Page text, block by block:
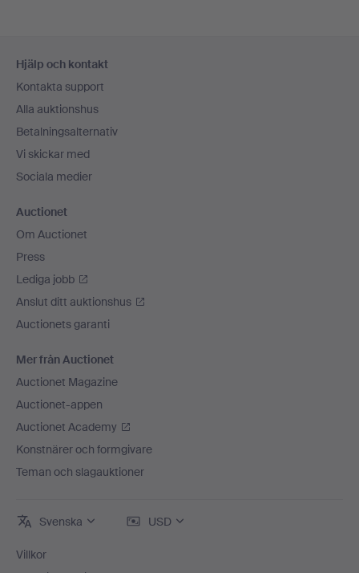
Hjälp och kontakt
Kontakta support
Alla auktionshus
Betalningsalternativ
Vi skickar med
Sociala medier
Auctionet
Om Auctionet
Press
Lediga jobb
Anslut ditt auktionshus
Auctionets garanti
Mer från Auctionet
Auctionet Magazine
Auctionet-appen
Auctionet Academy
Konstnärer och formgivare
Teman och slagauktioner
Svenska USD
Villkor